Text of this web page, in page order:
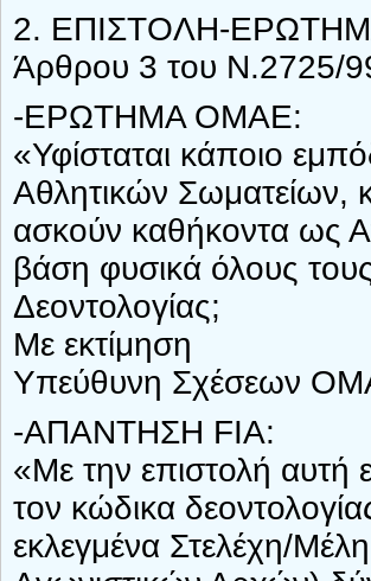
2. ΕΠΙΣΤΟΛΗ-
Άρθρου 3 του Ν.2725/
-ΕΡΩΤΗΜΑ ΟΜΑΕ:
«Υφίσταται κάποιο
Αθλητικών Σωματείων,
ασκούν καθήκοντα ως
βάση φυσικά όλους
Δεοντολογίας;
Με εκτίμηση
Υπεύθυνη Σχέσεων
-ΑΠΑΝΤΗΣΗ FIA:
«Με την επιστολή αυτή
τον κώδικα
εκλεγμένα Στελέχη/